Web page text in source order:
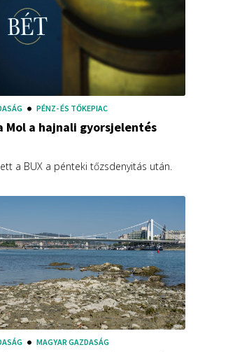
PÉNZ- ÉS TŐKEPIAC
Mol a hajnali gyorsjelentés
a BUX a pénteki tőzsdenyitás után.
MAGYAR GAZDASÁG